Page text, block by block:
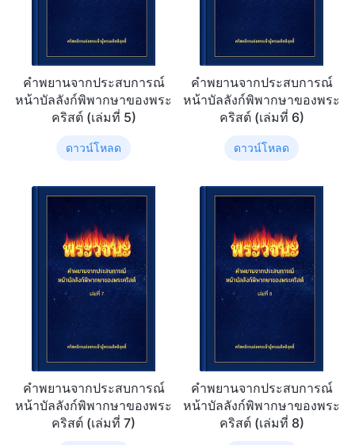
คำพยานจากประสบการณ์
หน้าบัลลังก์พิพากษาของพระ
คริสต์ (เล่มที่ 5)
ดาวน์โหลด
คำพยานจากประสบการณ์
หน้าบัลลังก์พิพากษาของพระ
คริสต์ (เล่มที่ 6)
ดาวน์โหลด
คำพยานจากประสบการณ์
หน้าบัลลังก์พิพากษาของพระ
คริสต์ (เล่มที่ 7)
คำพยานจากประสบการณ์
หน้าบัลลังก์พิพากษาของพระ
คริสต์ (เล่มที่ 8)